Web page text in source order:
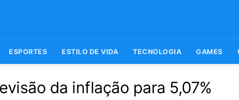
ESPORTES ESTILO DE VIDA TECNOLOGIA GAMES
da inflação para 5,07%